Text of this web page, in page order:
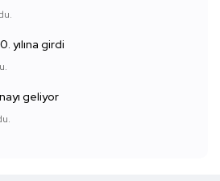
yılına girdi
geliyor